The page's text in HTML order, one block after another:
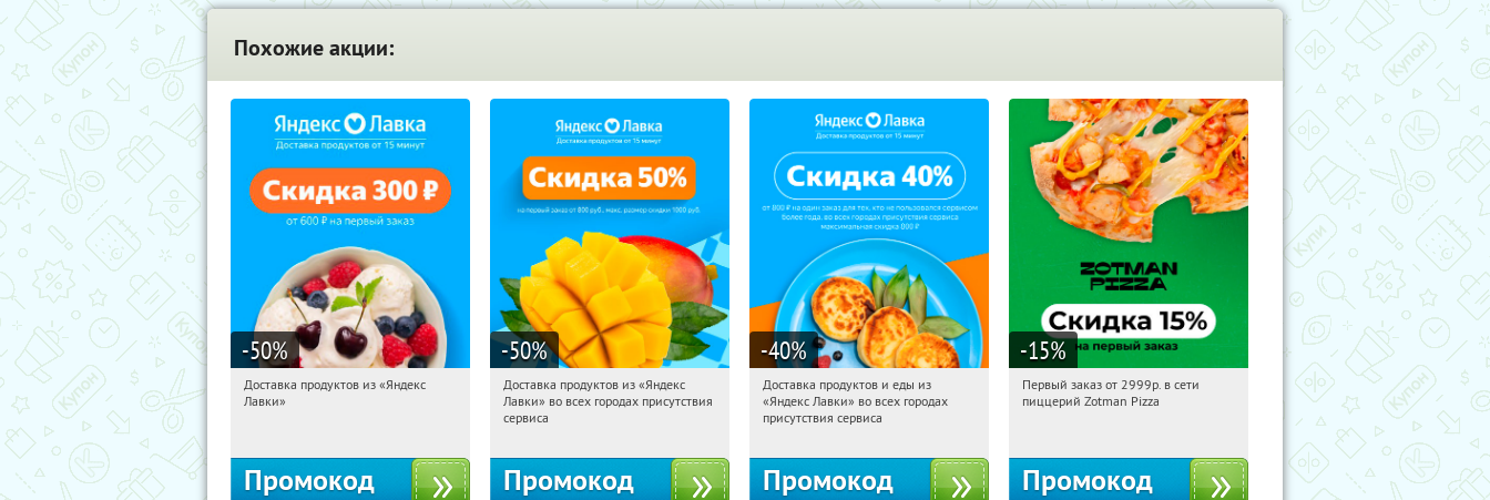
Похожие акции:
-50%
18:36:33 Получили:
Доставка продуктов из «Яндекс
Лавки»
Промокод
-50%
18:36:33 Получили:
Россия
Доставка продуктов из «Яндекс
Лавки» во всех городах присутствия
сервиса
Промокод
-40%
18:36:33 Получили:
Россия
Доставка продуктов и еды из
«Яндекс Лавки» во всех городах
присутствия сервиса
Промокод
-15%
18:36:33 Получили:
Первый заказ от 2999р. в сети
пиццерий Zotman Pizza
Промокод